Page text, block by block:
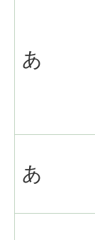
あ
あ